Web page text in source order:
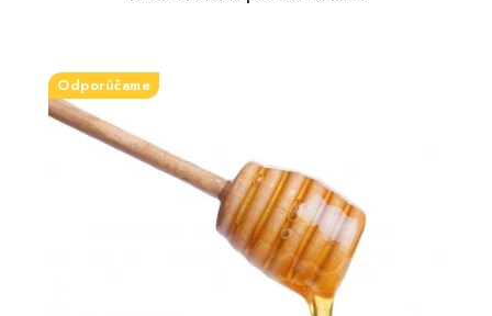
Odporúčame